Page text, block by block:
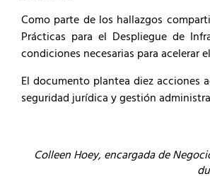
Como parte de los hallazgos
Prácticas para el Despliegue de
condiciones necesarias para acelerar
El documento plantea diez acciones
seguridad jurídica y gestión
Colleen Hoey, encargada de